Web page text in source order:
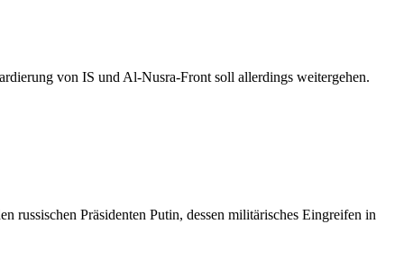
von IS und Al-Nusra-Front soll allerdings weitergehen.
russischen Präsidenten Putin, dessen militärisches Eingreifen in